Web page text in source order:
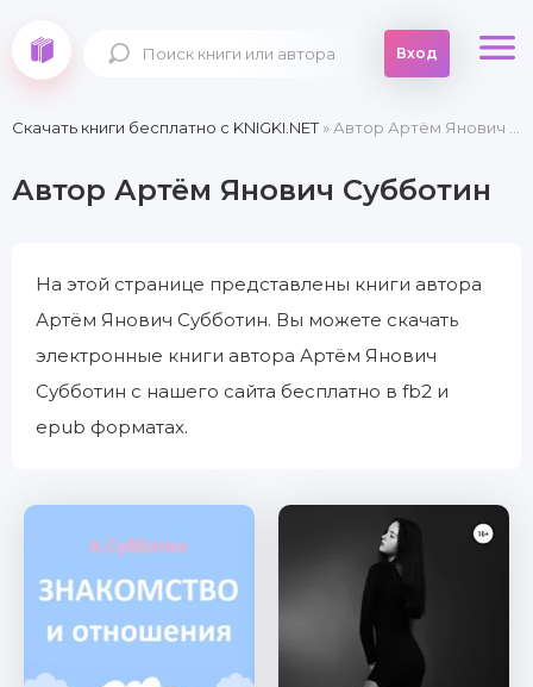
Вход
Скачать книги бесплатно c KNIGKI.NET» Автор Артём Янович Субботин
Автор Артём Янович Субботин
На этой странице представлены книги автора
Артём Янович Субботин. Вы можете скачать
электронные книги автора Артём Янович
Субботин с нашего сайта бесплатно в fb2 и
epub форматах.